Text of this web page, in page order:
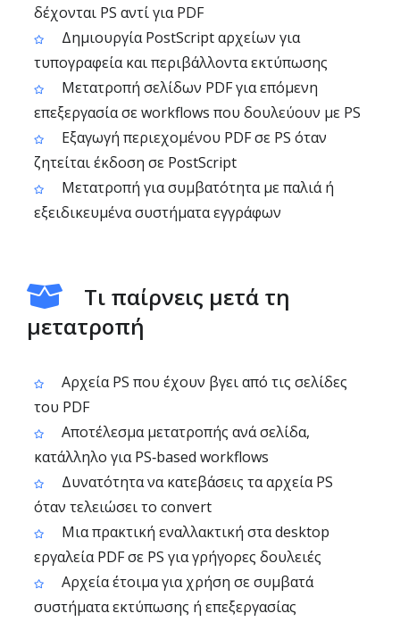
δέχονται PS αντί για PDF
Δημιουργία PostScript αρχείων για
τυπογραφεία και περιβάλλοντα εκτύπωσης
Μετατροπή σελίδων PDF για επόμενη
επεξεργασία σε workflows που δουλεύουν με PS
Εξαγωγή περιεχομένου PDF σε PS όταν
ζητείται έκδοση σε PostScript
Μετατροπή για συμβατότητα με παλιά ή
εξειδικευμένα συστήματα εγγράφων
Τι παίρνεις μετά τη
μετατροπή
Αρχεία PS που έχουν βγει από τις σελίδες
του PDF
Αποτέλεσμα μετατροπής ανά σελίδα,
κατάλληλο για PS‑based workflows
Δυνατότητα να κατεβάσεις τα αρχεία PS
όταν τελειώσει το convert
Μια πρακτική εναλλακτική στα desktop
εργαλεία PDF σε PS για γρήγορες δουλειές
Αρχεία έτοιμα για χρήση σε συμβατά
συστήματα εκτύπωσης ή επεξεργασίας